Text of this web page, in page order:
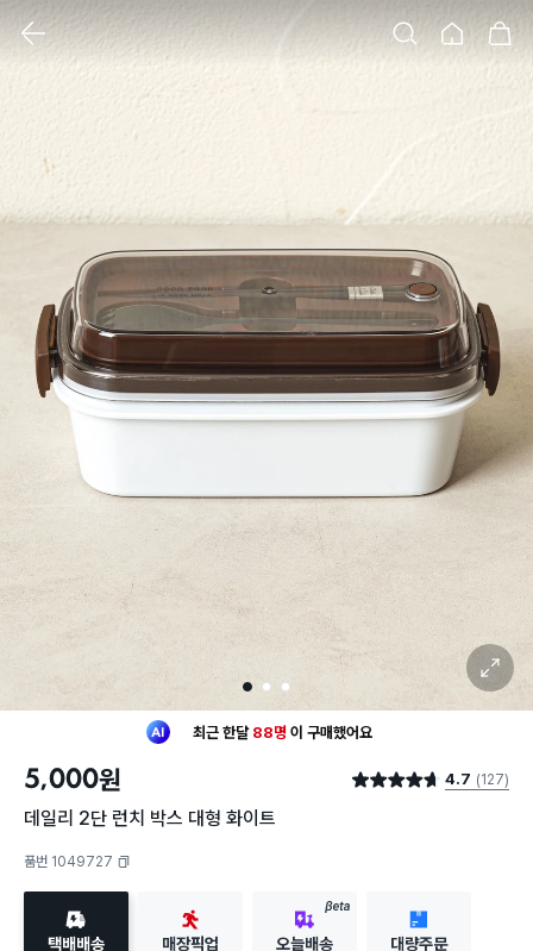
장바구니
클릭 시 이미지 확대 보기 팝업 열림
1 2 3
확대 보기
최근 한달 88명 이 구매했어요
구매했어요
5,000원 별점 4.7점 4.7 (127)
데일리 2단 런치 박스 대형 화이트
품번 1049727
택배배송 매장픽업
BETA
오늘배송
대량주문